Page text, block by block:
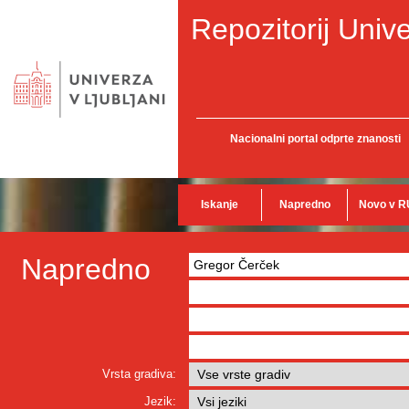
Repozitorij
Nacionalni portal odprte znanosti
Iskanje Napredno Novo v
Napredno
Vrsta gradiva:
Jezik: